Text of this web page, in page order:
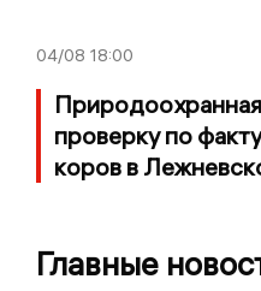
04/08 18:00
проверку по
коров в
Главные